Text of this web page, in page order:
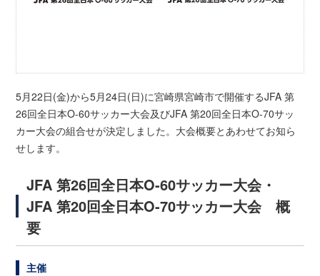
5月22日(金)から5月24日(日)に宮崎県宮崎市で開催するJFA 第
26回全日本O-60サッカー大会及びJFA 第20回全日本O-70サッ
カー大会の組合せが決定しました。大会概要とあわせてお知ら
せします。
JFA 第26回全日本O-60サッカー大会・
JFA 第20回全日本O-70サッカー大会 概
要
主催